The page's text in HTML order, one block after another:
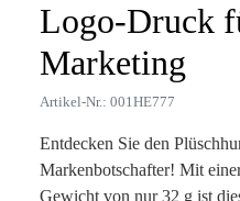
Logo-Druck
Marketing
Artikel-Nr.: 001HE777
Entdecken Sie den
Markenbotschafter! Mit
Gewicht von nur 32 g ist